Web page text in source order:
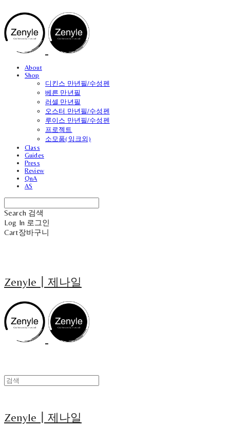
About
Shop
디킨스 만년필/수성펜
베른 만년필
러셀 만년필
오스터 만년필/수성펜
루이스 만년필/수성펜
프로젝트
소모품(잉크외)
Class
Guides
Press
Review
QnA
AS
Search 검색
Log In 로그인
Cart장바구니
Zenyle┃제나일
Zenyle┃제나일